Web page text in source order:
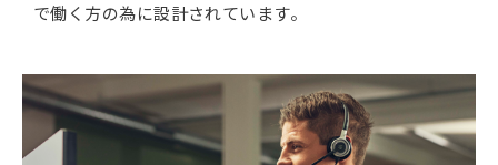
で働く方の為に設計されています。